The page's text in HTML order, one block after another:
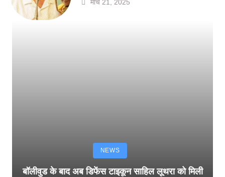
मार्च 21, 2025
NEWS
बॉलीवुड के बाद अब डिफेंस टाइकून साहिल लूथरा को मिली